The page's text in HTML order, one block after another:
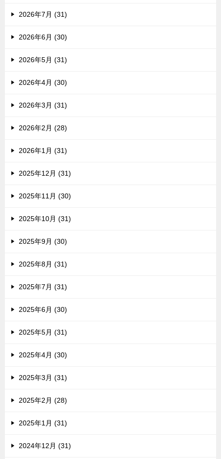
2026年7月 (31)
2026年6月 (30)
2026年5月 (31)
2026年4月 (30)
2026年3月 (31)
2026年2月 (28)
2026年1月 (31)
2025年12月 (31)
2025年11月 (30)
2025年10月 (31)
2025年9月 (30)
2025年8月 (31)
2025年7月 (31)
2025年6月 (30)
2025年5月 (31)
2025年4月 (30)
2025年3月 (31)
2025年2月 (28)
2025年1月 (31)
2024年12月 (31)